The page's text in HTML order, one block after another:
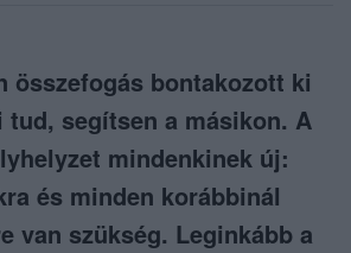
összefogás bontakozott ki
tud, segítsen a másikon. A
mindenkinek új:
és minden korábbinál
van szükség. Leginkább a